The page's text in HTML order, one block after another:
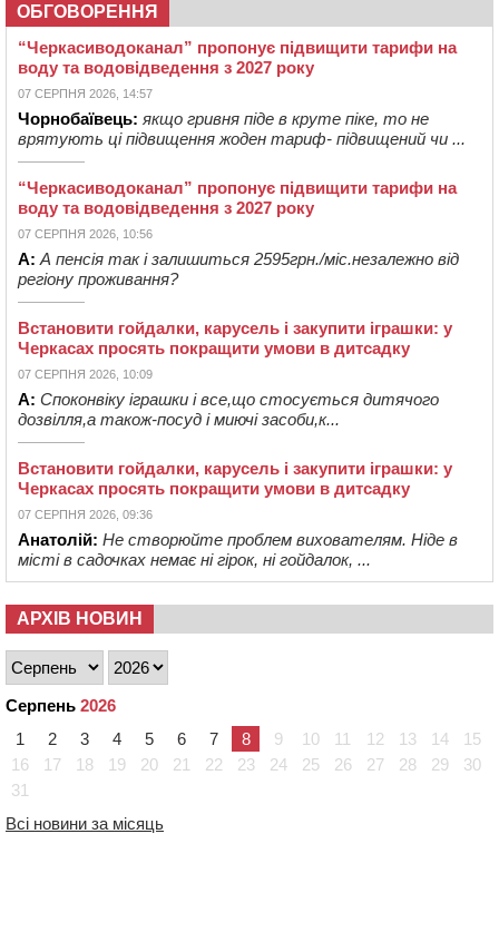
ОБГОВОРЕННЯ
“Черкасиводоканал” пропонує підвищити тарифи на
воду та водовідведення з 2027 року
07 СЕРПНЯ 2026, 14:57
Чорнобаївець: якщо гривня піде в круте піке, то не
врятують ці підвищення жоден тариф- підвищений чи ...
“Черкасиводоканал” пропонує підвищити тарифи на
воду та водовідведення з 2027 року
07 СЕРПНЯ 2026, 10:56
А: А пенсія так і залишиться 2595грн./міс.незалежно від
регіону проживання?
Встановити гойдалки, карусель і закупити іграшки: у
Черкасах просять покращити умови в дитсадку
07 СЕРПНЯ 2026, 10:09
А: Споконвіку іграшки і все,що стосується дитячого
дозвілля,а також-посуд і миючі засоби,к...
Встановити гойдалки, карусель і закупити іграшки: у
Черкасах просять покращити умови в дитсадку
07 СЕРПНЯ 2026, 09:36
Анатолій: Не створюйте проблем вихователям. Ніде в
місті в садочках немає ні гірок, ні гойдалок, ...
АРХІВ НОВИН
Серпень 2026
1
2 3 4 5 6 7 8 9 10 11 12 13 14
15
16
17 18 19 20 21 22 23 24 25 26 27 28 29
30
31
Всі новини за місяць